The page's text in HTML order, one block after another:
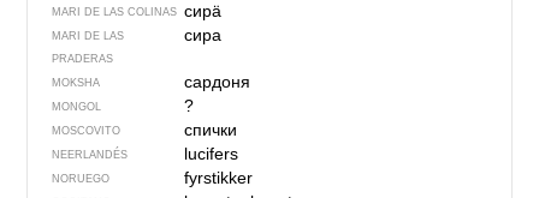
MARI DE LAS COLINAS сирӓ
MARI DE LAS
PRADERAS
сира
MOKSHA сардоня
MONGOL ?
MOSCOVITO спички
NEERLANDÉS lucifers
NORUEGO fyrstikker